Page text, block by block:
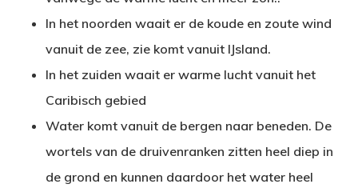
In het noorden waait er de koude en zoute wind
vanuit de zee, zie komt vanuit IJsland.
In het zuiden waait er warme lucht vanuit het
Caribisch gebied
Water komt vanuit de bergen naar beneden. De
wortels van de druivenranken zitten heel diep in
de grond en kunnen daardoor het water heel